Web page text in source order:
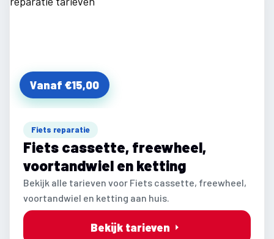
Vanaf €15,00
Fiets reparatie
Fiets cassette, freewheel,
voortandwiel en ketting
Bekijk alle tarieven voor Fiets cassette, freewheel,
voortandwiel en ketting aan huis.
Bekijk tarieven